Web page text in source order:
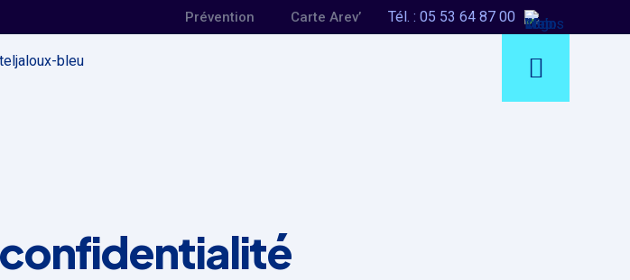
Prévention Carte Arev’ Tél. : 05 53 64 87 00